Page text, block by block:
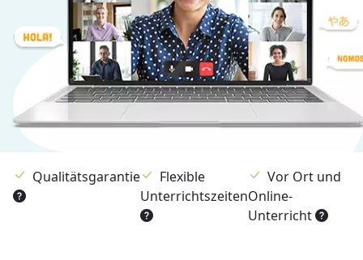
Qualitätsgarantie
Flexible
Unterrichtszeiten
Vor Ort und
Online-
Unterricht